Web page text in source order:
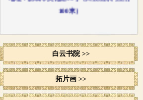
100米）
白云书院 >>
拓片画 >>